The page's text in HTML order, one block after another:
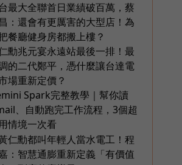
最大全聯首日業績破百萬，蔡
：還會有更厲害的大型店！為
餐廳健身房都搬上樓？
勳兆元宴永遠站最後一排！最
的二代鄭平，憑什麼讓台達電
場重新定價？
Spark完整教學｜幫你讀
、自動跑完工作流程，3個超
情境一次看
仁勳都叫年輕人當水電工！程
：智慧通膨重新定義「有價值